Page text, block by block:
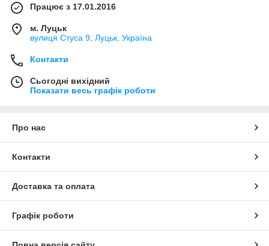
Працює з 17.01.2016
м. Луцьк
вулиця Стуса 9, Луцьк, Україна
Контакти
Сьогодні вихідний
Показати весь графік роботи
Про нас
Контакти
Доставка та оплата
Графік роботи